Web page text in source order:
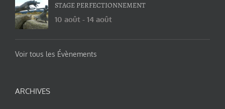
STAGE PERFECTIONNEMENT
10 août - 14 août
Voir tous les Évènements
ARCHIVES